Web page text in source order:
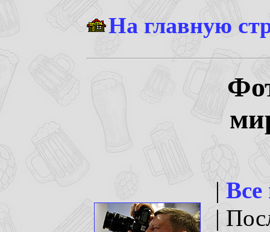
На главную
|
|